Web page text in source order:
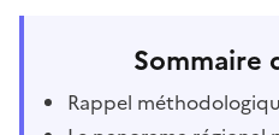
Sommaire
Rappel